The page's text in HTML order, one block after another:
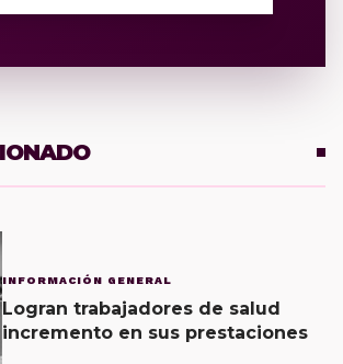
INFORMACIÓN GENERAL
Logran trabajadores de salud
incremento en sus prestaciones